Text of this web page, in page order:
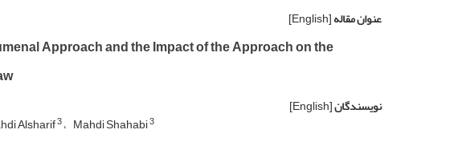
عنوان مقاله[English]
Approach and the Impact of the Approach on the
نویسندگان[English]
Alsharif3 Mahdi Shahabi3